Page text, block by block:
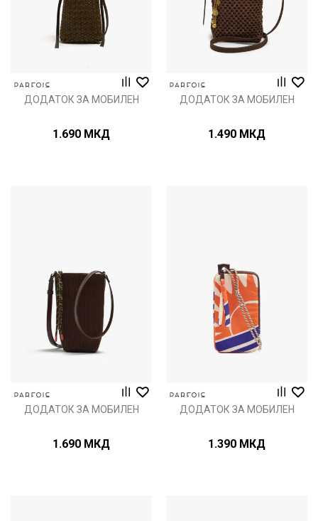
ДОДАТОК ЗА МОБИЛЕН
1.690 МКД
ДОДАТОК ЗА МОБИЛЕН
1.490 МКД
ДОДАТОК ЗА МОБИЛЕН
1.690 МКД
ДОДАТОК ЗА МОБИЛЕН
1.390 МКД